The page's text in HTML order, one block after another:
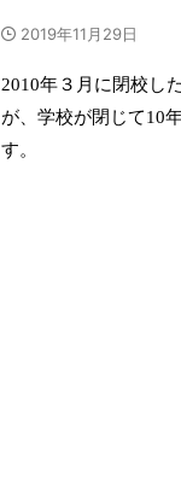
2019年11月29日
2010年３月に閉校し
が、学校が閉じて10
す。